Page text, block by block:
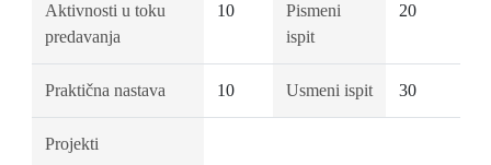
Aktivnosti u toku
predavanja
10
Pismeni
ispit
20
Praktična nastava 10 Usmeni ispit 30
Projekti